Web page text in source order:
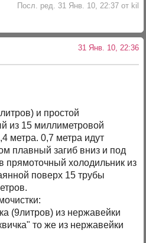
Посл. ред. 31 Янв. 10, 22:37 от kil
31 Янв. 10, 22:36
и простой
из 15 миллиметровой
метра. 0,7 метра идут
плавный загиб вниз и под
прямоточный холодильник из
поверх 15 трубы
(9литров) из нержавейки
то же из нержавейки